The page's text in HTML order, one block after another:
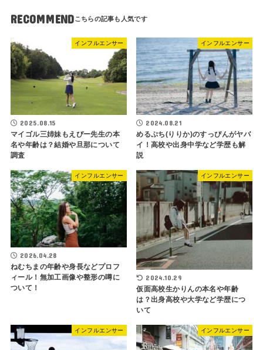
RECOMMEND
インフルエンサー
2025.08.15
マイゴル三姉妹もえぴー先生の本
名や年齢は？結婚や旦那について
調査
インフルエンサー
2024.08.21
めるぷち(りりか)のすっぴんがヤバ
イ！高校や出身中学など学歴も解
説
インフルエンサー
2026.04.28
ねむちまの年齢や身長などプロフ
ィール！無加工画像や整形の噂に
ついて！
インフルエンサー
2024.10.29
仮面高校生かりんの本名や年齢
は？出身高校や大学など学歴につ
いて
インフルエンサー インフルエンサー